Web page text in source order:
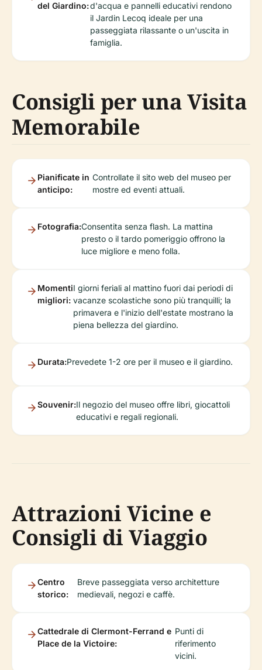
del Giardino:d'acqua e pannelli educativi rendono
il Jardin Lecoq ideale per una
passeggiata rilassante o un'uscita in
famiglia.
Consigli per una Visita
Memorabile
Pianificate in
anticipo:
Controllate il sito web del museo per
mostre ed eventi attuali.
Fotografia:Consentita senza flash. La mattina
presto o il tardo pomeriggio offrono la
luce migliore e meno folla.
Momenti
migliori:
I giorni feriali al mattino fuori dai periodi di
vacanze scolastiche sono più tranquilli; la
primavera e l'inizio dell'estate mostrano la
piena bellezza del giardino.
Durata:Prevedete 1-2 ore per il museo e il giardino.
Souvenir:Il negozio del museo offre libri, giocattoli
educativi e regali regionali.
Attrazioni Vicine e
Consigli di Viaggio
Centro
storico:
Breve passeggiata verso architetture
medievali, negozi e caffè.
Cattedrale di Clermont-Ferrand e
Place de la Victoire:
Punti di
riferimento
vicini.